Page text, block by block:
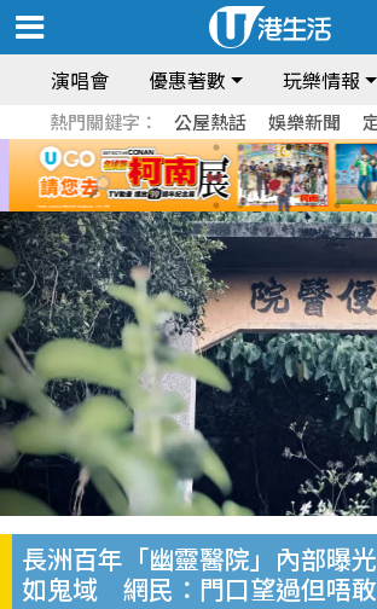
演唱會 優惠著數 玩樂情報
熱門關鍵字： 公屋熱話 娛樂新聞
長洲百年「幽靈醫院」內部曝
如鬼域 網民：門口望過但唔